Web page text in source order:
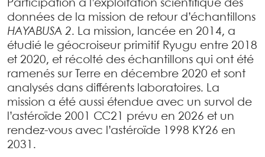
Participation à l’exploitation scientifique des
données de la mission de retour d’échantillons
HAYABUSA 2. La mission, lancée en 2014, a
étudié le géocroiseur primitif Ryugu entre 2018
et 2020, et récolté des échantillons qui ont été
ramenés sur Terre en décembre 2020 et sont
analysés dans différents laboratoires. La
mission a été aussi étendue avec un survol de
l’astéroïde 2001 CC21 prévu en 2026 et un
rendez-vous avec l’astéroïde 1998 KY26 en
2031.